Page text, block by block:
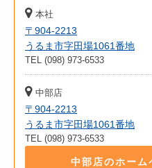
本社
〒904-2213
うるま市字田場1061番地
TEL (098) 973-6533
中部店
〒904-2213
うるま市字田場1061番地
TEL (098) 973-6533
中部店のホーム